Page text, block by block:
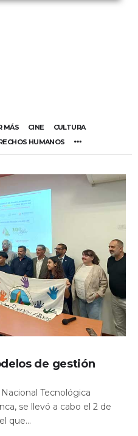
MÁS CINE
CULTURA
HUMANOS
de gestión
Tecnológica
se llevó a cabo el 2 de
que...